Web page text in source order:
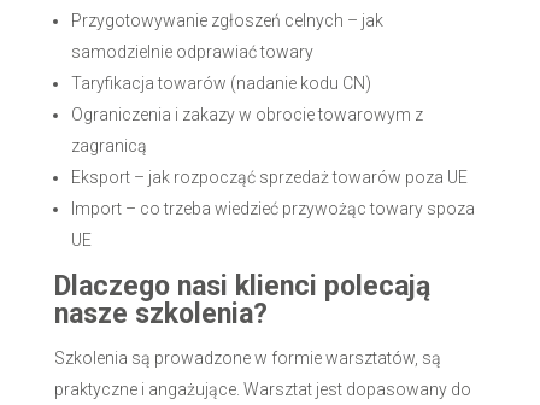
Przygotowywanie zgłoszeń celnych – jak
samodzielnie odprawiać towary
Taryfikacja towarów (nadanie kodu CN)
Ograniczenia i zakazy w obrocie towarowym z
zagranicą
Eksport – jak rozpocząć sprzedaż towarów poza UE
Import – co trzeba wiedzieć przywożąc towary spoza
UE
Dlaczego nasi klienci polecają
nasze szkolenia?
Szkolenia są prowadzone w formie warsztatów, są
praktyczne i angażujące. Warsztat jest dopasowany do